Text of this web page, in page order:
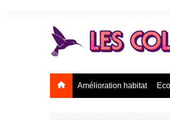
Amélioration habitat